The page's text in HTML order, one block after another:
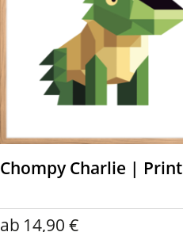
Chompy Charlie | Print
ab 14,90 €